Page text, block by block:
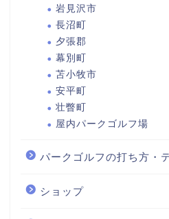
岩見沢市
長沼町
夕張郡
幕別町
苫小牧市
安平町
壮瞥町
屋内パークゴルフ場
パークゴルフの打ち方・
ショップ